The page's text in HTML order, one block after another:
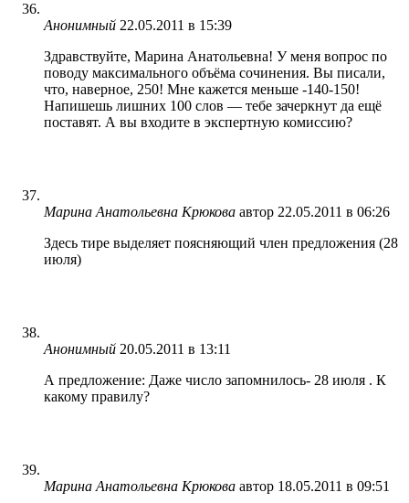
Анонимный 22.05.2011 в 15:39
Здравствуйте, Марина Анатольевна! У меня вопрос по
поводу максимального объёма сочинения. Вы писали,
что, наверное, 250! Мне кажется меньше -140-150!
Напишешь лишних 100 слов — тебе зачеркнут да ещё
поставят. А вы входите в экспертную комиссию?
Марина Анатольевна Крюкова автор 22.05.2011 в 06:26
Здесь тире выделяет поясняющий член предложения (28
июля)
Анонимный 20.05.2011 в 13:11
А предложение: Даже число запомнилось- 28 июля . К
какому правилу?
Марина Анатольевна Крюкова автор 18.05.2011 в 09:51